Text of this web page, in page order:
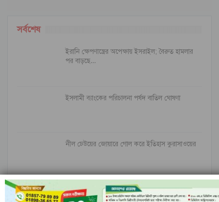
সর্বশেষ
ইরানি ক্ষেপণাস্ত্রের অপেক্ষায় ইসরাইল; বৈরুত হামলার
পর বাড়ছে…
ইসলামী ব্যাংকের পরিচালনা পর্ষদ বাতিল ঘোষণা
নীল ঢেউয়ের জোয়ারে গোল করে ইতিহাস কুরাসাওয়ের
রাঙামাটির বরকলে নৌকাডুবি, নিখোঁজ ১